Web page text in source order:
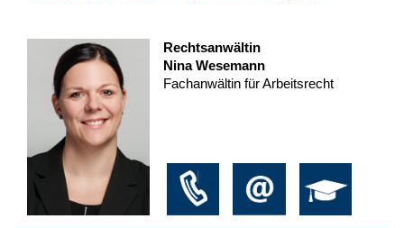
Rechtsanwältin
Nina Wesemann
Fachanwältin für Arbeitsrecht